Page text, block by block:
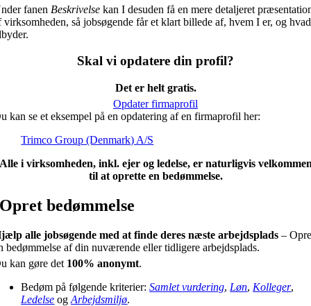
fanen Beskrivelse kan I desuden få en mere detaljeret
virksomheden, så jobsøgende får et klart billede af, hvem I er, og
Skal vi opdatere din profil?
Det er helt gratis.
Opdater firmaprofil
kan se et eksempel på en opdatering af en firmaprofil her:
Trimco Group (Denmark) A/S
i virksomheden, inkl. ejer og ledelse, er naturligvis
til at oprette en bedømmelse.
Opret bedømmelse
alle jobsøgende med at finde deres næste arbejdsplads –
bedømmelse af din nuværende eller tidligere arbejdsplads.
kan gøre det 100% anonymt.
Bedøm på følgende kriterier:Samlet vurdering, Løn, Kolleger,
Ledelse ogArbejdsmiljø.